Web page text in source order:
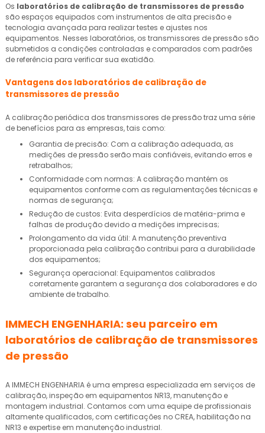
Os laboratórios de calibração de transmissores de pressão
são espaços equipados com instrumentos de alta precisão e
tecnologia avançada para realizar testes e ajustes nos
equipamentos. Nesses laboratórios, os transmissores de pressão são
submetidos a condições controladas e comparados com padrões
de referência para verificar sua exatidão.
Vantagens dos laboratórios de calibração de
transmissores de pressão
A calibração periódica dos transmissores de pressão traz uma série
de benefícios para as empresas, tais como:
Garantia de precisão: Com a calibração adequada, as
medições de pressão serão mais confiáveis, evitando erros e
retrabalhos;
Conformidade com normas: A calibração mantém os
equipamentos conforme com as regulamentações técnicas e
normas de segurança;
Redução de custos: Evita desperdícios de matéria-prima e
falhas de produção devido a medições imprecisas;
Prolongamento da vida útil: A manutenção preventiva
proporcionada pela calibração contribui para a durabilidade
dos equipamentos;
Segurança operacional: Equipamentos calibrados
corretamente garantem a segurança dos colaboradores e do
ambiente de trabalho.
IMMECH ENGENHARIA: seu parceiro em
laboratórios de calibração de transmissores
de pressão
A IMMECH ENGENHARIA é uma empresa especializada em serviços de
calibração, inspeção em equipamentos NR13, manutenção e
montagem industrial. Contamos com uma equipe de profissionais
altamente qualificados, com certificações no CREA, habilitação na
NR13 e expertise em manutenção industrial.